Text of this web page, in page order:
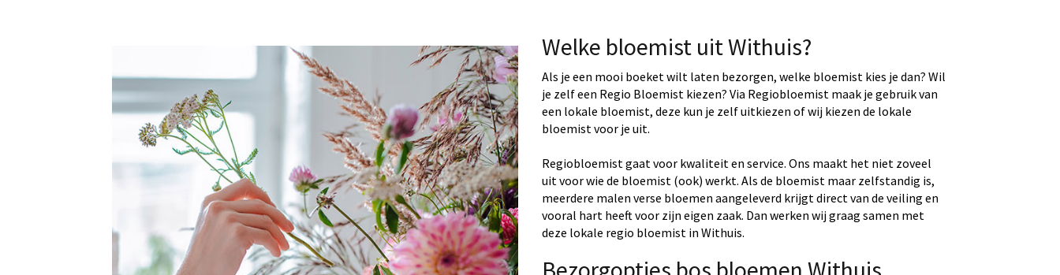
Welke bloemist uit Withuis?
Als je een mooi boeket wilt laten bezorgen, welke bloemist kies je dan? Wil
je zelf een Regio Bloemist kiezen? Via Regiobloemist maak je gebruik van
een lokale bloemist, deze kun je zelf uitkiezen of wij kiezen de lokale
bloemist voor je uit.
Regiobloemist gaat voor kwaliteit en service. Ons maakt het niet zoveel
uit voor wie de bloemist (ook) werkt. Als de bloemist maar zelfstandig is,
meerdere malen verse bloemen aangeleverd krijgt direct van de veiling en
vooral hart heeft voor zijn eigen zaak. Dan werken wij graag samen met
deze lokale regio bloemist in Withuis.